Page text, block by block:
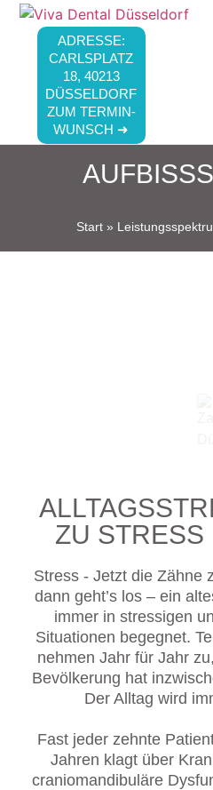
ADRESSE:
CARLSPLATZ
18, 40213
DÜSSELDORF
ZUM TERMIN-
WUNSCH ➜
Start »
ZU STRESS
Stress - Jetzt die Zähne
dann geht’s los – ein
immer in stressigen
Situationen begegnet.
nehmen Jahr für Jahr
Bevölkerung hat
Der Alltag wird
Fast jeder zehnte
Jahren klagt über
craniomandibuläre